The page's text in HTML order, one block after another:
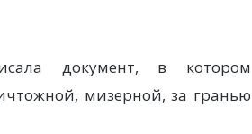
документ, в котором
мизерной, за гранью